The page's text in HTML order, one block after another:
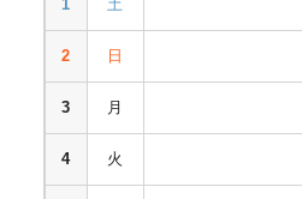
1 土
2 日
3 月
4 火